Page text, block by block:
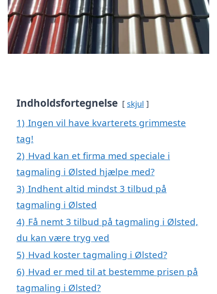
Indholdsfortegnelse skjul
1) Ingen vil have kvarterets grimmeste
tag!
2) Hvad kan et firma med speciale i
tagmaling i Ølsted hjælpe med?
3) Indhent altid mindst 3 tilbud på
tagmaling i Ølsted
4) Få nemt 3 tilbud på tagmaling i Ølsted,
du kan være tryg ved
5) Hvad koster tagmaling i Ølsted?
6) Hvad er med til at bestemme prisen på
tagmaling i Ølsted?